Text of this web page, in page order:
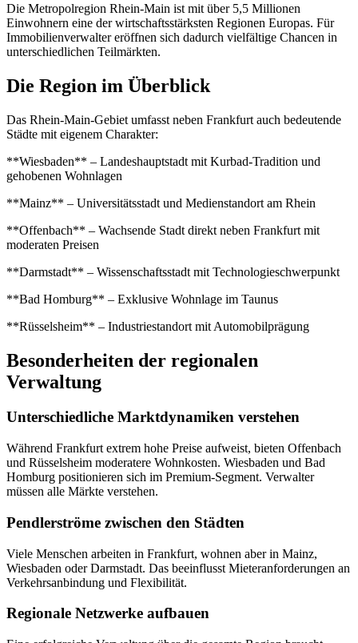
Die Metropolregion Rhein-Main ist mit über 5,5 Millionen
Einwohnern eine der wirtschaftsstärksten Regionen Europas. Für
Immobilienverwalter eröffnen sich dadurch vielfältige Chancen in
unterschiedlichen Teilmärkten.
Die Region im Überblick
Das Rhein-Main-Gebiet umfasst neben Frankfurt auch bedeutende
Städte mit eigenem Charakter:
**Wiesbaden** – Landeshauptstadt mit Kurbad-Tradition und
gehobenen Wohnlagen
**Mainz** – Universitätsstadt und Medienstandort am Rhein
**Offenbach** – Wachsende Stadt direkt neben Frankfurt mit
moderaten Preisen
**Darmstadt** – Wissenschaftsstadt mit Technologieschwerpunkt
**Bad Homburg** – Exklusive Wohnlage im Taunus
**Rüsselsheim** – Industriestandort mit Automobilprägung
Besonderheiten der regionalen
Verwaltung
Unterschiedliche Marktdynamiken verstehen
Während Frankfurt extrem hohe Preise aufweist, bieten Offenbach
und Rüsselsheim moderatere Wohnkosten. Wiesbaden und Bad
Homburg positionieren sich im Premium-Segment. Verwalter
müssen alle Märkte verstehen.
Pendlerströme zwischen den Städten
Viele Menschen arbeiten in Frankfurt, wohnen aber in Mainz,
Wiesbaden oder Darmstadt. Das beeinflusst Mieteranforderungen an
Verkehrsanbindung und Flexibilität.
Regionale Netzwerke aufbauen